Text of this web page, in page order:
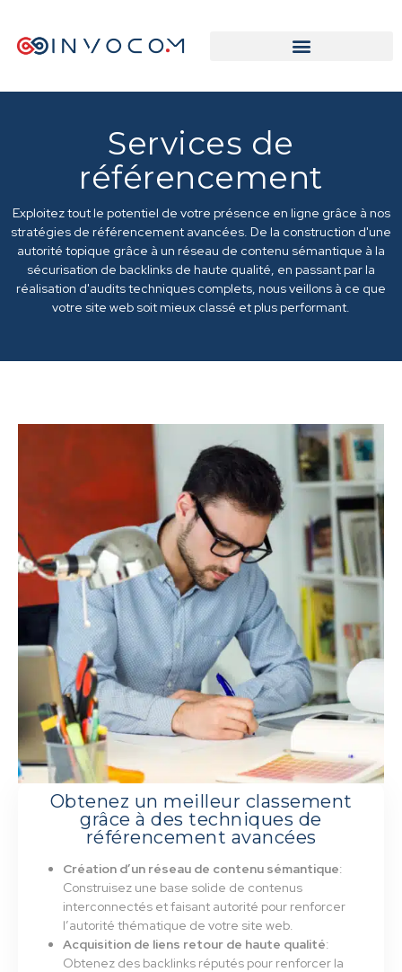
Services de
référencement
Exploitez tout le potentiel de votre présence en ligne grâce à nos
stratégies de référencement avancées. De la construction d'une
autorité topique grâce à un réseau de contenu sémantique à la
sécurisation de backlinks de haute qualité, en passant par la
réalisation d'audits techniques complets, nous veillons à ce que
votre site web soit mieux classé et plus performant.
Obtenez un meilleur classement
grâce à des techniques de
référencement avancées
Création d’un réseau de contenu sémantique:
Construisez une base solide de contenus
interconnectés et faisant autorité pour renforcer
l’autorité thématique de votre site web.
Acquisition de liens retour de haute qualité:
Obtenez des backlinks réputés pour renforcer la